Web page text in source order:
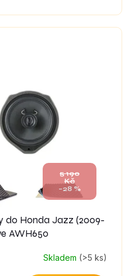
5 190
Kč
–28 %
do Honda Jazz (2009-
AWH650
Skladem (>5 ks)